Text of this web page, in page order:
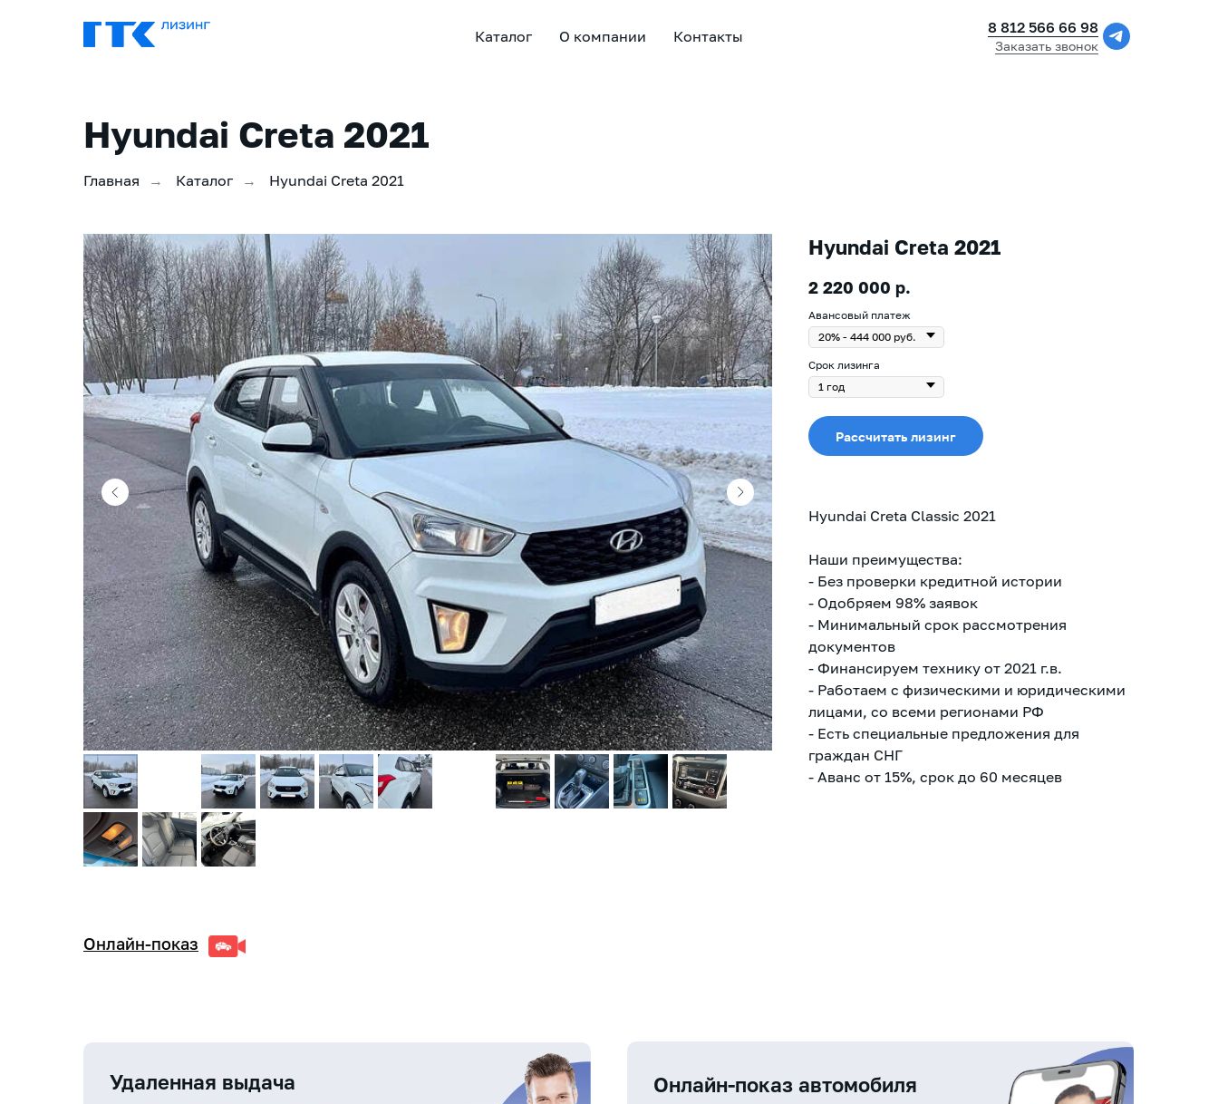
Каталог О компании Контакты 8 812 566 66 98
Заказать звонок
Hyundai Creta 2021
Главная → Каталог → Hyundai Creta 2021
Hyundai Creta 2021
2 220 000 р.
Авансовый платеж
Срок лизинга
Рассчитать лизинг
Hyundai Creta Classic 2021
Наши преимущества:
- Без проверки кредитной истории
- Одобряем 98% заявок
- Минимальный срок рассмотрения
документов
- Финансируем технику от 2021 г.в.
- Работаем с физическими и юридическими
лицами, со всеми регионами РФ
- Есть специальные предложения для
граждан СНГ
- Аванс от 15%, срок до 60 месяцев
Онлайн-показ
Удаленная выдача Онлайн-показ автомобиля